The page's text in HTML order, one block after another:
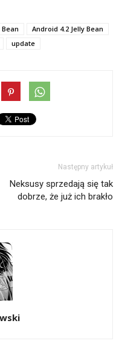
Bean
Android 4.2 Jelly Bean
update
Następny artykuł
Neksusy sprzedają się tak
dobrze, że już ich brakło